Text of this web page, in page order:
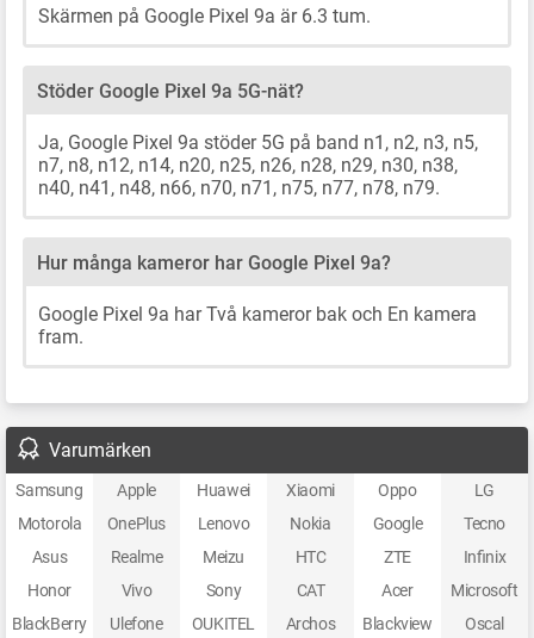
Skärmen på Google Pixel 9a är 6.3 tum.
Stöder Google Pixel 9a 5G-nät?
Ja, Google Pixel 9a stöder 5G på band n1, n2, n3, n5,
n7, n8, n12, n14, n20, n25, n26, n28, n29, n30, n38,
n40, n41, n48, n66, n70, n71, n75, n77, n78, n79.
Hur många kameror har Google Pixel 9a?
Google Pixel 9a har Två kameror bak och En kamera
fram.
Varumärken
Samsung Apple Huawei Xiaomi Oppo
LG
Motorola
OnePlus Lenovo Nokia Google
Tecno
Asus
Realme Meizu HTC ZTE
Infinix
Honor
Vivo Sony CAT Acer
Microsoft
BlackBerry
Ulefone OUKITEL Archos Blackview
Oscal